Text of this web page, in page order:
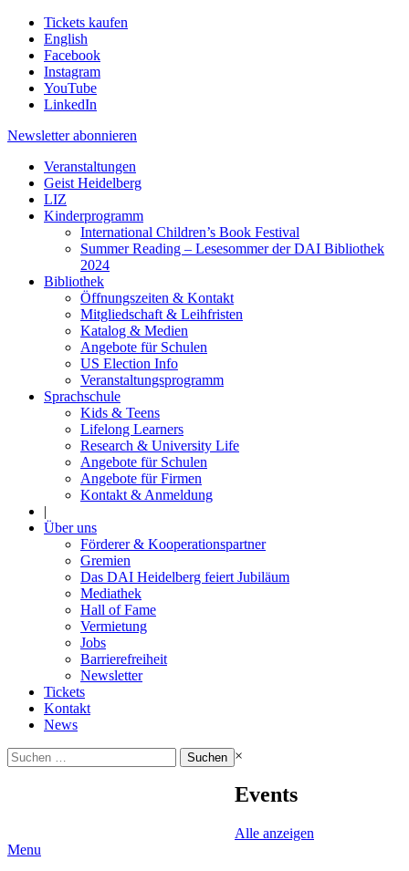
Tickets kaufen
English
Facebook
Instagram
YouTube
LinkedIn
Newsletter abonnieren
Veranstaltungen
Geist Heidelberg
LIZ
Kinderprogramm
International Children’s Book Festival
Summer Reading – Lesesommer der DAI Bibliothek
2024
Bibliothek
Öffnungszeiten & Kontakt
Mitgliedschaft & Leihfristen
Katalog & Medien
Angebote für Schulen
US Election Info
Veranstaltungsprogramm
Sprachschule
Kids & Teens
Lifelong Learners
Research & University Life
Angebote für Schulen
Angebote für Firmen
Kontakt & Anmeldung
|
Über uns
Förderer & Kooperationspartner
Gremien
Das DAI Heidelberg feiert Jubiläum
Mediathek
Hall of Fame
Vermietung
Jobs
Barrierefreiheit
Newsletter
Tickets
Kontakt
News
Suchen
nach:
×
Events
Alle anzeigen
Menu